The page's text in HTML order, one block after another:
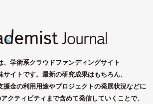
学術系クラウドファンディングサイト
サイトです。最新の研究成果はもちろん、
金の利用用途やプロジェクトの発展状況などに
クティビティまで含めて発信していくことで、